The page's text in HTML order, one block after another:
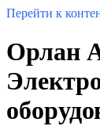
Перейти к
Орлан